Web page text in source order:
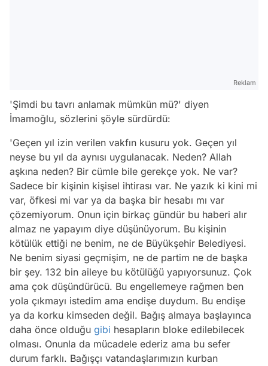
Reklam
'Şimdi bu tavrı anlamak mümkün mü?' diyen
İmamoğlu, sözlerini şöyle sürdürdü:
'Geçen yıl izin verilen vakfın kusuru yok. Geçen yıl
neyse bu yıl da aynısı uygulanacak. Neden? Allah
aşkına neden? Bir cümle bile gerekçe yok. Ne var?
Sadece bir kişinin kişisel ihtirası var. Ne yazık ki kini mi
var, öfkesi mi var ya da başka bir hesabı mı var
çözemiyorum. Onun için birkaç gündür bu haberi alır
almaz ne yapayım diye düşünüyorum. Bu kişinin
kötülük ettiği ne benim, ne de Büyükşehir Belediyesi.
Ne benim siyasi geçmişim, ne de partim ne de başka
bir şey. 132 bin aileye bu kötülüğü yapıyorsunuz. Çok
ama çok düşündürücü. Bu engellemeye rağmen ben
yola çıkmayı istedim ama endişe duydum. Bu endişe
ya da korku kimseden değil. Bağış almaya başlayınca
daha önce olduğu gibi hesapların bloke edilebilecek
olması. Onunla da mücadele ederiz ama bu sefer
durum farklı. Bağışçı vatandaşlarımızın kurban